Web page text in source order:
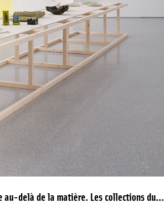
Vue de l'exposition "Le verre au-delà de la matière. Les collections du Cirva" au MAMC+, 2025.